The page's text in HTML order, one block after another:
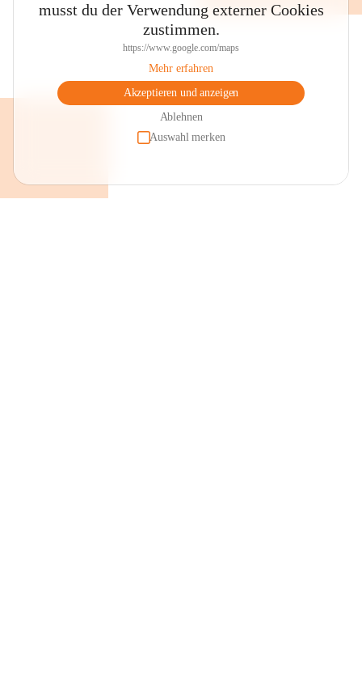
musst du der Verwendung externer Cookies
zustimmen.
https://www.google.com/maps
Mehr erfahren
Akzeptieren und anzeigen
Ablehnen
Auswahl merken